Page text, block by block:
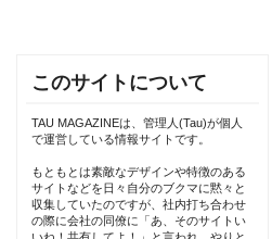
このサイトについて
TAU MAGAZINEは、管理人(Tau)が個人
で運営している情報サイトです。
もともとは素敵なデザインや特徴のある
サイトなどを日々自分のブクマに黙々と
収集していたのですが、社内打ち合わせ
の際に会社の同僚に「あ、そのサイトい